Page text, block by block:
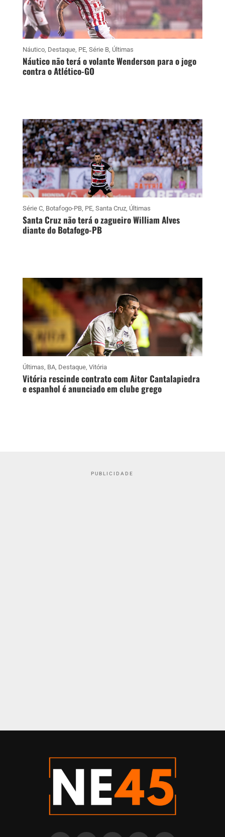
Náutico, Destaque, PE, Série B, Últimas
Náutico não terá o volante Wenderson para o jogo
contra o Atlético-GO
Série C, Botafogo-PB, PE, Santa Cruz, Últimas
Santa Cruz não terá o zagueiro William Alves
diante do Botafogo-PB
Últimas BA, Destaque, Vitória
Vitória rescinde contrato com Aitor Cantalapiedra
e espanhol é anunciado em clube grego
PUBLICIDADE